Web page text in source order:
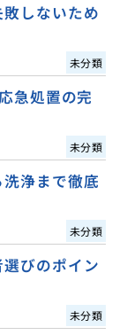
しないため
未分類
急処置の完
未分類
浄まで徹底
未分類
びのポイン
未分類